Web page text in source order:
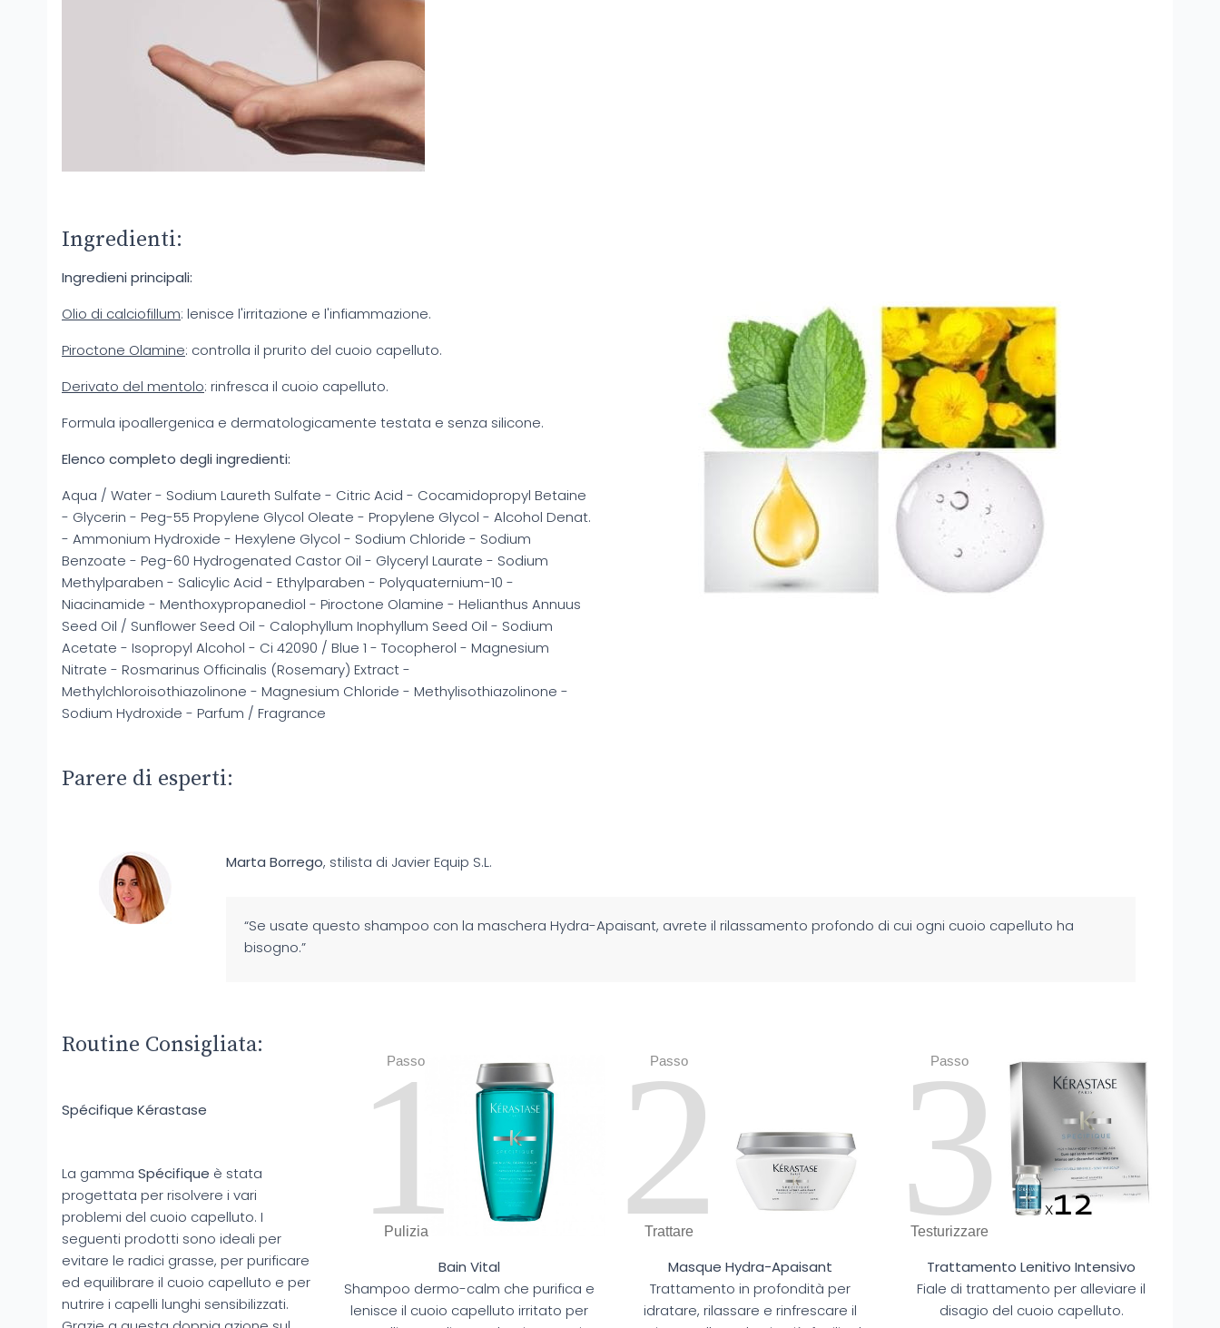
Ingredienti:
Ingredieni principali:
Olio di calciofillum: lenisce l'irritazione e l'infiammazione.
Piroctone Olamine: controlla il prurito del cuoio capelluto.
Derivato del mentolo: rinfresca il cuoio capelluto.
Formula ipoallergenica e dermatologicamente testata e senza silicone.
Elenco completo degli ingredienti:
Aqua / Water - Sodium Laureth Sulfate - Citric Acid - Cocamidopropyl Betaine
- Glycerin - Peg-55 Propylene Glycol Oleate - Propylene Glycol - Alcohol Denat.
- Ammonium Hydroxide - Hexylene Glycol - Sodium Chloride - Sodium
Benzoate - Peg-60 Hydrogenated Castor Oil - Glyceryl Laurate - Sodium
Methylparaben - Salicylic Acid - Ethylparaben - Polyquaternium-10 -
Niacinamide - Menthoxypropanediol - Piroctone Olamine - Helianthus Annuus
Seed Oil / Sunflower Seed Oil - Calophyllum Inophyllum Seed Oil - Sodium
Acetate - Isopropyl Alcohol - Ci 42090 / Blue 1 - Tocopherol - Magnesium
Nitrate - Rosmarinus Officinalis (Rosemary) Extract -
Methylchloroisothiazolinone - Magnesium Chloride - Methylisothiazolinone -
Sodium Hydroxide - Parfum / Fragrance
Parere di esperti:
Marta Borrego, stilista di Javier Equip S.L.
“Se usate questo shampoo con lamaschera Hydra-Apaisant, avrete il rilassamento profondo di cui ogni cuoio capelluto ha
bisogno.”
Routine Consigliata:
Spécifique Kérastase
La gamma Spécifique è stata
progettata per risolvere i vari
problemi del cuoio capelluto. I
seguenti prodotti sono ideali per
evitare le radici grasse, per purificare
ed equilibrare il cuoio capelluto e per
nutrire i capelli lunghi sensibilizzati.
Passo
1
Pulizia
Bain Vital
Shampoo dermo-calm che purifica e
lenisce il cuoio capelluto irritato per
Passo
2
Trattare
Masque Hydra-Apaisant
Trattamento in profondità per
idratare, rilassare e rinfrescare il
Passo
3
Testurizzare
Trattamento Lenitivo Intensivo
Fiale di trattamento per alleviare il
disagio del cuoio capelluto.